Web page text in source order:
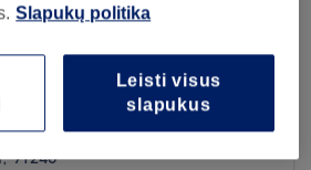
91246
Slapukų politika
Leisti visus
slapukus